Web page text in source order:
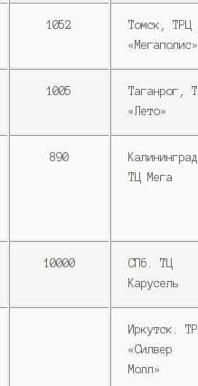
1052
Томск, ТРЦ
«Мегаполис»
1005
Таганрог,
«Лето»
890
ТЦ Мега
10000
СПб. ТЦ
Карусель
Иркутск.
«Силвер
Молл»